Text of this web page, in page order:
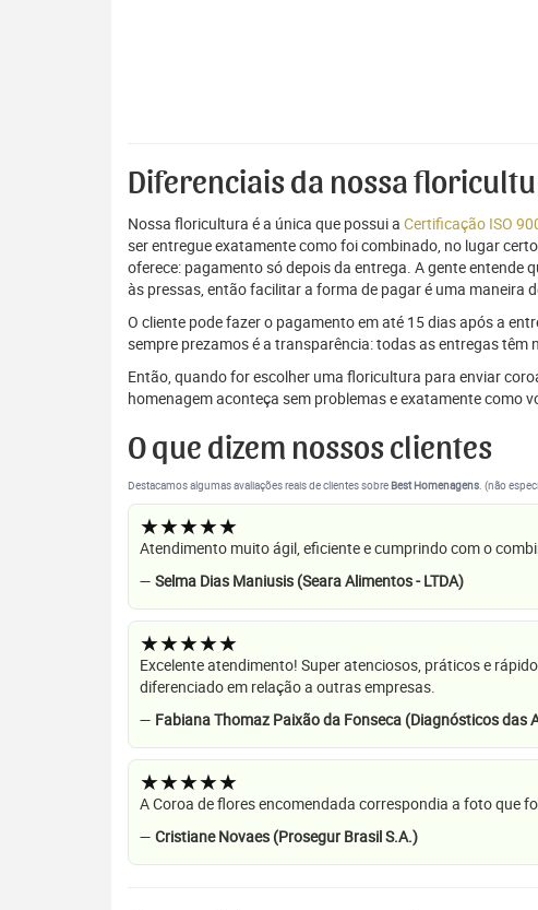
Diferenciais da nossa
Nossa floricultura é a única que possui a Certificação ISO
ser entregue exatamente como foi combinado, no lugar
oferece: pagamento só depois da entrega. A gente entende
às pressas, então facilitar a forma de pagar é uma maneira
O cliente pode fazer o pagamento em até 15 dias após a
sempre prezamos é a transparência: todas as entregas têm
Então, quando for escolher uma floricultura para enviar
homenagem aconteça sem problemas e exatamente como
O que dizem nossos clientes
Destacamos algumas avaliações reais de clientes sobreBest Homenagens. (não
★★★★★
Atendimento muito ágil, eficiente e cumprindo com o
— Selma Dias Maniusis (Seara Alimentos - LTDA)
★★★★★
Excelente atendimento! Super atenciosos, práticos e
diferenciado em relação a outras empresas.
— Fabiana Thomaz Paixão da Fonseca (Diagnósticos das
★★★★★
A Coroa de flores encomendada correspondia a foto que
— Cristiane Novaes (Prosegur Brasil S.A.)